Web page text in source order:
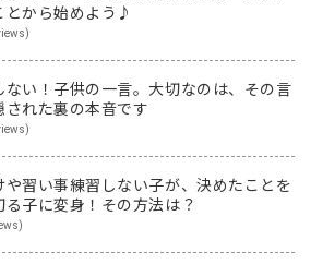
とから始めよう♪
ない！子供の一言。大切なのは、その言
された裏の本音です
や習い事練習しない子が、決めたことを
る子に変身！その方法は？